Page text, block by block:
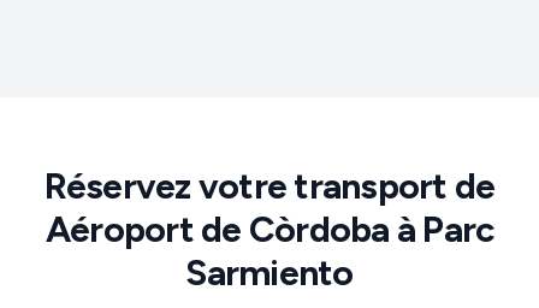
Réservez votre transport de
Aéroport de Còrdoba à Parc
Sarmiento